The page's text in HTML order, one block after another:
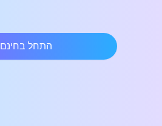
התחל בחינם